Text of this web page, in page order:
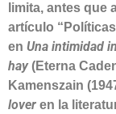
limita, antes que
artículo
en Una intimidad
hay(Eterna
Kamenszain
lover en la